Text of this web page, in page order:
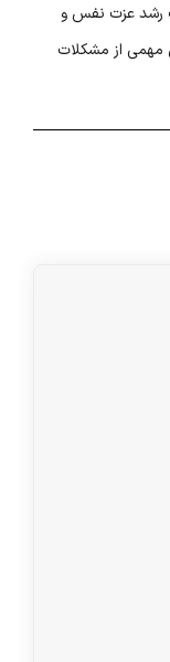
رشد عزت نفس و
از مشکلات